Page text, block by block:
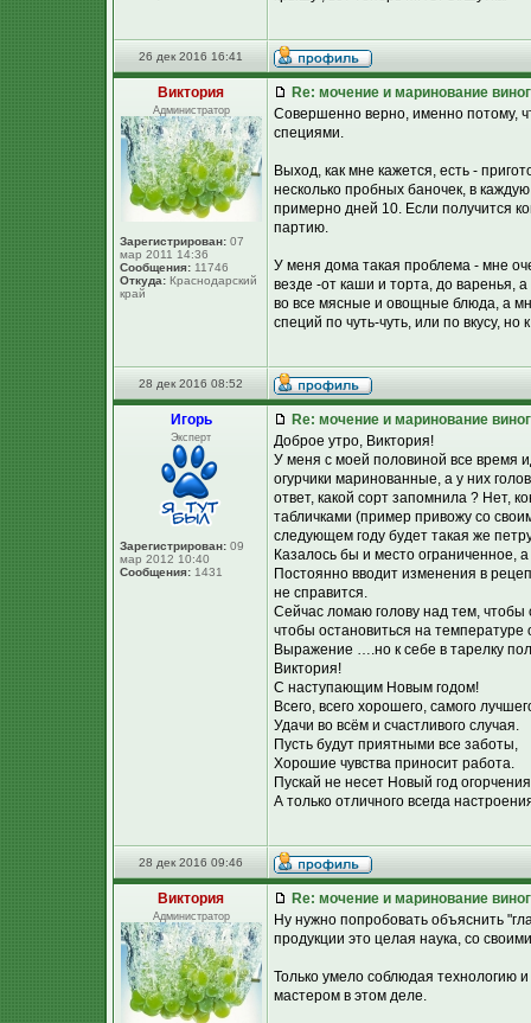
26 дек 2016 16:41
Виктория
Администратор
Зарегистрирован: 07
мар 2011 14:36
Сообщения: 11746
Откуда: Краснодарский
край
Re: мочение и маринование
Совершенно верно, именно потому,
специями.
Выход, как мне кажется, есть -
несколько пробных баночек, в
примерно дней 10. Если получится
партию.
У меня дома такая проблема - мне
везде -от каши и торта, до варенья,
во все мясные и овощные блюда, а
специй по чуть-чуть, или по вкусу, но
28 дек 2016 08:52
Игорь
Эксперт
Зарегистрирован: 09
мар 2012 10:40
Сообщения: 1431
Re: мочение и маринование
Доброе утро, Виктория!
У меня с моей половиной все время
огурчики маринованные, а у них
ответ, какой сорт запомнила ? Нет,
табличками (пример привожу со
следующем году будет такая же
Казалось бы и место ограниченное,
Постоянно вводит изменения в
не справится.
Сейчас ломаю голову над тем,
чтобы остановиться на
Выражение ….но к себе в тарелку
Виктория!
С наступающим Новым годом!
Всего, всего хорошего, самого
Удачи во всём и счастливого случая.
Пусть будут приятными все заботы,
Хорошие чувства приносит работа.
Пускай не несет Новый год
А только отличного всегда
28 дек 2016 09:46
Виктория
Администратор
Re: мочение и маринование
Ну нужно попробовать объяснить
продукции это целая наука, со
Только умело соблюдая технологию
мастером в этом деле.